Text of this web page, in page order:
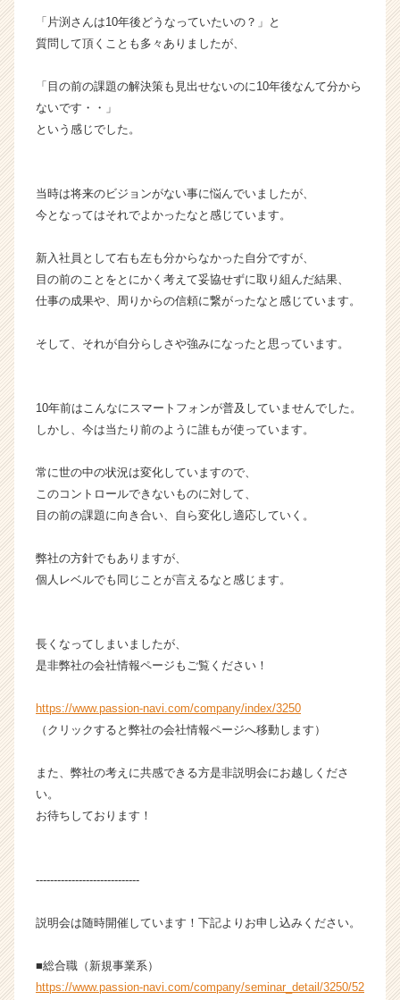
（C
h
e
e
r）
「片渕さんは10年後どうなっていたいの？」と
質問して頂くことも多々ありましたが、
「目の前の課題の解決策も見出せないのに10年後なんて分から
ないです・・」
という感じでした。
当時は将来のビジョンがない事に悩んでいましたが、
今となってはそれでよかったなと感じています。
新入社員として右も左も分からなかった自分ですが、
目の前のことをとにかく考えて妥協せずに取り組んだ結果、
仕事の成果や、周りからの信頼に繋がったなと感じています。
そして、それが自分らしさや強みになったと思っています。
10年前はこんなにスマートフォンが普及していませんでした。
しかし、今は当たり前のように誰もが使っています。
常に世の中の状況は変化していますので、
このコントロールできないものに対して、
目の前の課題に向き合い、自ら変化し適応していく。
弊社の方針でもありますが、
個人レベルでも同じことが言えるなと感じます。
長くなってしまいましたが、
是非弊社の会社情報ページもご覧ください！
https://www.passion-navi.com/company/index/3250
（クリックすると弊社の会社情報ページへ移動します）
また、弊社の考えに共感できる方是非説明会にお越しくださ
い。
お待ちしております！
-----------------------------
説明会は随時開催しています！下記よりお申し込みください。
■総合職（新規事業系）
https://www.passion-navi.com/company/seminar_detail/3250/52